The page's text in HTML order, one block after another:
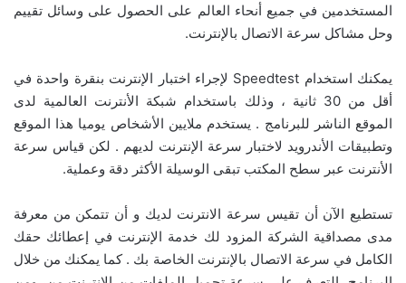
المستخدمين في جميع أنحاء العالم على الحصول على وسائل تقييم
وحل مشاكل سرعة الاتصال بالإنترنت.
يمكنك استخدام Speedtest لإجراء اختبار الإنترنت بنقرة واحدة في
أقل من 30 ثانية ، وذلك باستخدام شبكة الأنترنت العالمية لدى
الموقع الناشر للبرنامج . يستخدم ملايين الأشخاص يوميا هذا الموقع
وتطبيقات الأندرويد لاختبار سرعة الإنترنت لديهم . لكن قياس سرعة
الأنترنت عبر سطح المكتب تبقى الوسيلة الأكثر دقة وعملية.
تستطيع الآن أن تقيس سرعة الانترنت لديك و أن تتمكن من معرفة
مدى مصداقية الشركة المزود لك خدمة الإنترنت في إعطائك حقك
الكامل في سرعة الاتصال بالإنترنت الخاصة بك . كما يمكنك من خلال